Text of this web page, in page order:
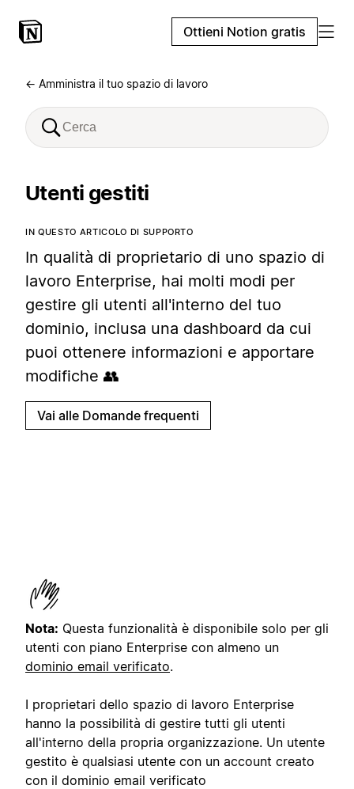
Ottieni Notion gratis
← Amministra il tuo spazio di lavoro
Utenti gestiti
IN QUESTO ARTICOLO DI SUPPORTO
In qualità di proprietario di uno spazio di
lavoro Enterprise, hai molti modi per
gestire gli utenti all'interno del tuo
dominio, inclusa una dashboard da cui
puoi ottenere informazioni e apportare
modifiche 👥
Vai alle Domande frequenti
Nota: Questa funzionalità è disponibile solo per gli
utenti con piano Enterprise con almeno un
dominio email verificato.
I proprietari dello spazio di lavoro Enterprise
hanno la possibilità di gestire tutti gli utenti
all'interno della propria organizzazione. Un utente
gestito è qualsiasi utente con un account creato
con il dominio email verificato